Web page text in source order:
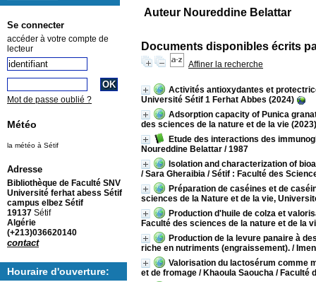
Auteur Noureddine Belattar
Documents disponibles écrits
Affiner la recherche
Activités antioxydantes et
Université Sétif 1 Ferhat Abbes (2024)
Adsorption capacity of Punica
des sciences de la nature et de la vie (2023)
Etude des interactions des
Noureddine Belattar / 1987
Isolation and characterization of
/ Sara Gheraibia / Sétif : Faculté des
Préparation de caséines et de
sciences de la Nature et de la vie,
Production d'huile de colza et
Faculté des sciences de la nature et de la
Production de la levure panaire à
riche en nutriments (engraissement). /
Valorisation du lactosérum comme
et de fromage / Khaoula Saoucha / Faculté
Se connecter
accéder à votre compte de
lecteur
Mot de passe oublié ?
Météo
la météo à Sétif
Adresse
Bibliothèque de Faculté SNV
Université ferhat abess Sétif
campus elbez Sétif
19137 Sétif
Algérie
(+213)036620140
contact
Houraire d'ouverture: